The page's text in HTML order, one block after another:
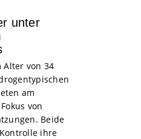
unter
Alter von 34
am
von
Beide
ihre